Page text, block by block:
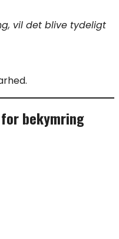
vil det blive tydeligt
bekymring